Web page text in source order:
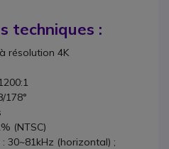
techniques :
résolution 4K
178°
(NTSC)
30~81kHz (horizontal) ;